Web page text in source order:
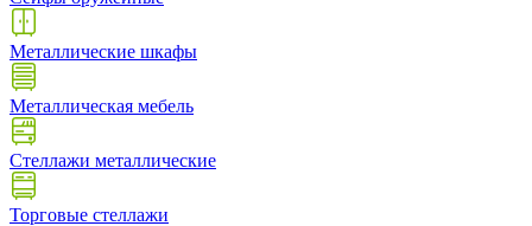
Металлические шкафы
Металлическая мебель
Стеллажи металлические
Торговые стеллажи